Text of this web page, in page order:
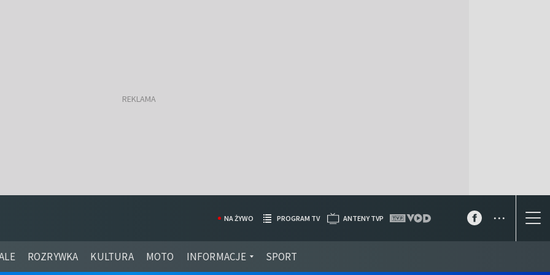
ROZRYWKA KULTURA MOTO INFORMACJE SPORT
NA ŻYWO PROGRAM TV ANTENY TVP ...